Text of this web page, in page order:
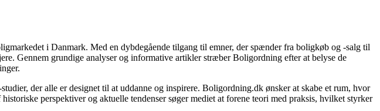
i Danmark. Med en dybdegående tilgang til emner, der spænder fra boligkøb og -salg til
Gennem grundige analyser og informative artikler stræber Boligordning efter at belyse de
der alle er designet til at uddanne og inspirere. Boligordning.dk ønsker at skabe et rum, hvor
perspektiver og aktuelle tendenser søger mediet at forene teori med praksis, hvilket styrker